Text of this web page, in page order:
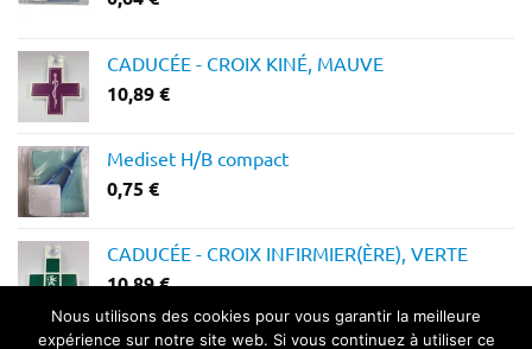
CADUCÉE - CROIX KINÉ, MAUVE
10,89€
Mediset H/B compact
0,75€
CADUCÉE - CROIX INFIRMIER(ÈRE), VERTE
10,89€
Nous utilisons des cookies pour vous garantir la meilleure
expérience sur notre site web. Si vous continuez à utiliser ce